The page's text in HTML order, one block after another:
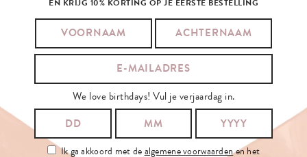
HEB JE EEN POSTZEGEL NODIG?
JONATHAN BAILEY ALSO LIKED
We love birthdays! Vul je verjaardag in.
Ik ga akkoord met dealgemene voorwaardenen het